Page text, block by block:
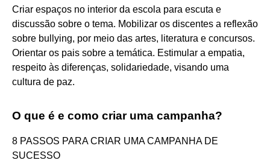
Criar espaços no interior da escola para escuta e
discussão sobre o tema. Mobilizar os discentes a reflexão
sobre bullying, por meio das artes, literatura e concursos.
Orientar os pais sobre a temática. Estimular a empatia,
respeito às diferenças, solidariedade, visando uma
cultura de paz.
O que é e como criar uma campanha?
8 PASSOS PARA CRIAR UMA CAMPANHA DE
SUCESSO